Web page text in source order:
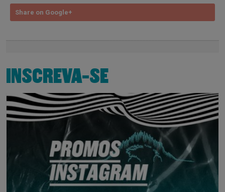
Share on Google+
INSCREVA-SE